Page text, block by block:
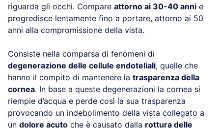
riguarda gli occhi. Compare attorno ai 30-40 anni e
progredisce lentamente fino a portare, attorno ai 50
anni alla compromissione della vista.
Consiste nella comparsa di fenomeni di
degenerazione delle cellule endoteliali, quelle che
hanno il compito di mantenere la trasparenza della
cornea. In base a queste degenerazioni la cornea si
riempie d’acqua e perde così la sua trasparenza
provocando un indebolimento della vista collegato a
un dolore acuto che è causato dalla rottura delle